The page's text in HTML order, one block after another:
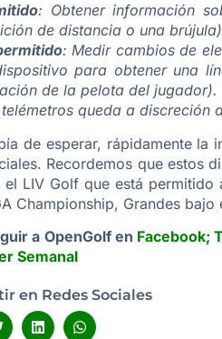
: Obtener información
de distancia o una
: Medir cambios de
para obtener una
de la pelota del jugador).
queda a discreción
de esperar, rápidamente la
Recordemos que estos
el LIV Golf que está permitido
Championship, Grandes
a OpenGolf en Facebook;
Semanal
en Redes Sociales